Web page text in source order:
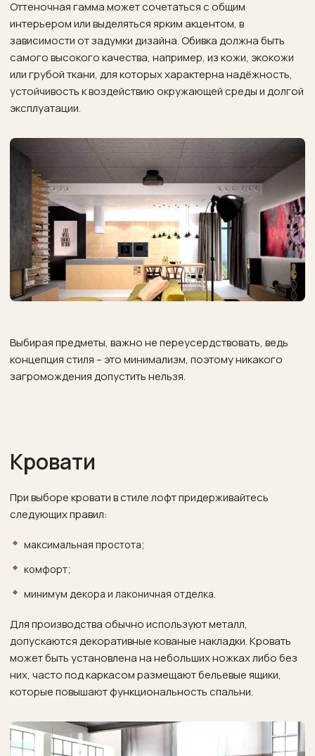
Оттеночная гамма может сочетаться с общим
интерьером или выделяться ярким акцентом, в
зависимости от задумки дизайна. Обивка должна быть
самого высокого качества, например, из кожи, экокожи
или грубой ткани, для которых характерна надёжность,
устойчивость к воздействию окружающей среды и долгой
эксплуатации.
Выбирая предметы, важно не переусердствовать, ведь
концепция стиля – это минимализм, поэтому никакого
загромождения допустить нельзя.
Кровати
При выборе кровати в стиле лофт придерживайтесь
следующих правил:
максимальная простота;
комфорт;
минимум декора и лаконичная отделка.
Для производства обычно используют металл,
допускаются декоративные кованые накладки. Кровать
может быть установлена на небольших ножках либо без
них, часто под каркасом размещают бельевые ящики,
которые повышают функциональность спальни.